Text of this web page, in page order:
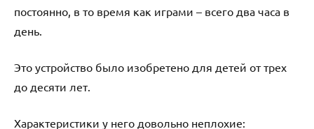
постоянно, в то время как играми – всего два часа в
день.
Это устройство было изобретено для детей от трех
до десяти лет.
Характеристики у него довольно неплохие: